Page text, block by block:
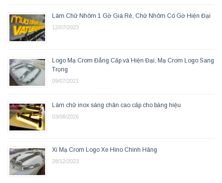
Làm Chữ Nhôm 1 Gờ Giá Rẻ, Chữ Nhôm Có Gờ Hiện Đại
12/07/2023
Logo Mạ Crom Đẳng Cấp và Hiện Đại, Mạ Crom Logo Sang
Trọng
09/07/2021
Làm chữ inox sáng chân cao cấp cho bảng hiệu
03/08/2026
Xi Mạ Crom Logo Xe Hino Chính Hãng
28/12/2023